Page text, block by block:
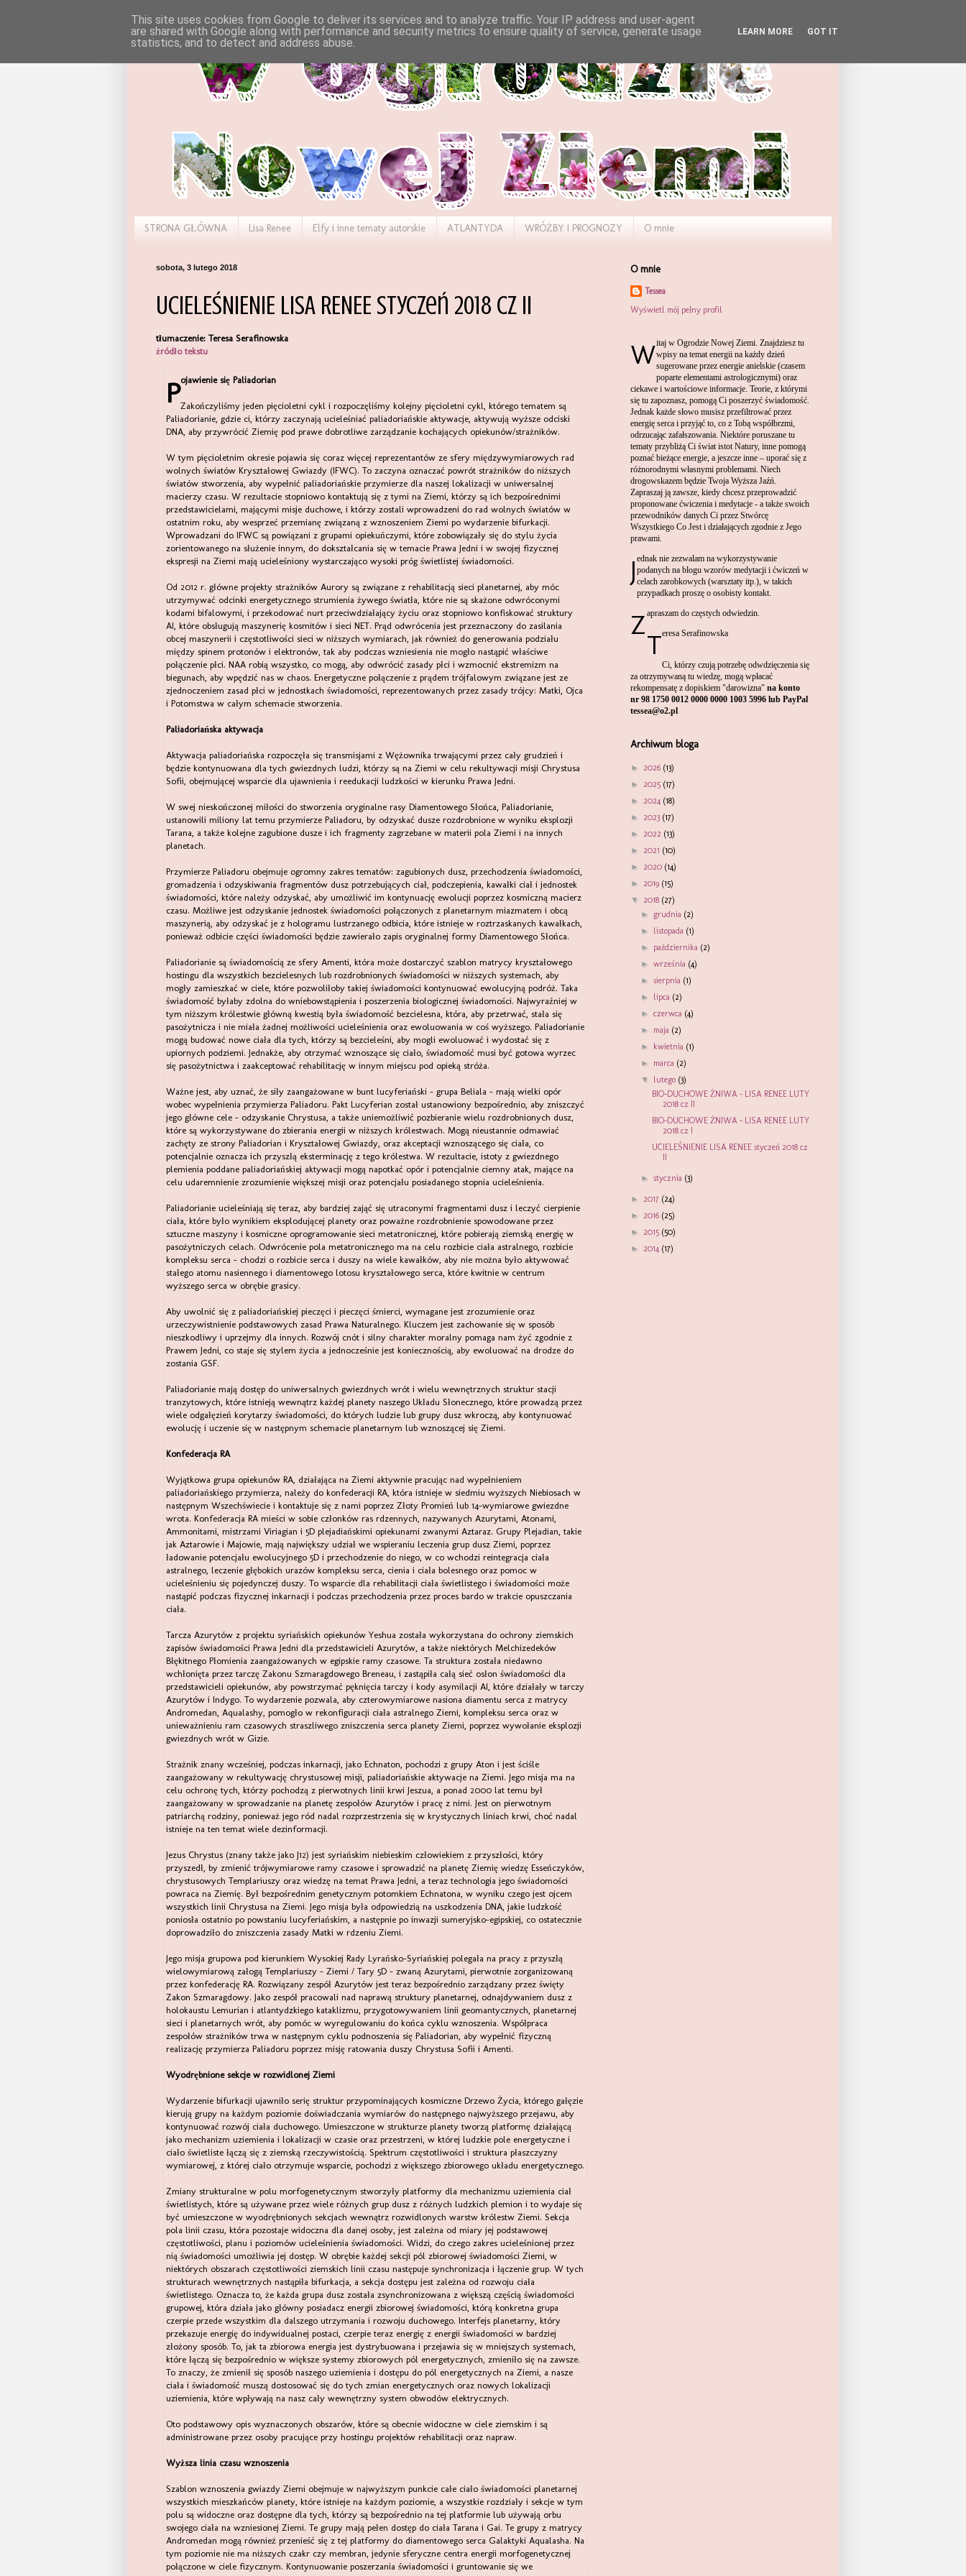
STRONA GŁÓWNA Lisa Renee Elfy i inne tematy autorskie ATLANTYDA WRÓŻBY I PROGNOZY O mnie
sobota, 3 lutego 2018
UCIELEŚNIENIE LISA RENEE styczeń 2018 cz II
tłumaczenie: Teresa Serafinowska
źródło tekstu
Pojawienie się Paliadorian
Zakończyliśmy jeden pięcioletni cykl i rozpoczęliśmy kolejny pięcioletni cykl, którego tematem są
Paliadorianie, gdzie ci, którzy zaczynają ucieleśniać paliadoriańskie aktywacje, aktywują wyższe odciski
DNA, aby przywrócić Ziemię pod prawe dobrotliwe zarządzanie kochających opiekunów/strażników.
W tym pięcioletnim okresie pojawia się coraz więcej reprezentantów ze sfery międzywymiarowych rad
wolnych światów Kryształowej Gwiazdy (IFWC). To zaczyna oznaczać powrót strażników do niższych
światów stworzenia, aby wypełnić paliadoriańskie przymierze dla naszej lokalizacji w uniwersalnej
macierzy czasu. W rezultacie stopniowo kontaktują się z tymi na Ziemi, którzy są ich bezpośrednimi
przedstawicielami, mającymi misje duchowe, i którzy zostali wprowadzeni do rad wolnych światów w
ostatnim roku, aby wesprzeć przemianę związaną z wznoszeniem Ziemi po wydarzenie bifurkacji.
Wprowadzani do IFWC są powiązani z grupami opiekuńczymi, które zobowiązały się do stylu życia
zorientowanego na służenie innym, do dokształcania się w temacie Prawa Jedni i w swojej fizycznej
ekspresji na Ziemi mają ucieleśniony wystarczająco wysoki próg świetlistej świadomości.
Od 2012 r. główne projekty strażników Aurory są związane z rehabilitacją sieci planetarnej, aby móc
utrzymywać odcinki energetycznego strumienia żywego światła, które nie są skażone odwróconymi
kodami bifalowymi, i przekodować nurt przeciwdziałający życiu oraz stopniowo konfiskować struktury
AI, które obsługują maszynerię kosmitów i sieci NET. Prąd odwrócenia jest przeznaczony do zasilania
obcej maszynerii i częstotliwości sieci w niższych wymiarach, jak również do generowania podziału
między spinem protonów i elektronów, tak aby podczas wzniesienia nie mogło nastąpić właściwe
połączenie płci. NAA robią wszystko, co mogą, aby odwrócić zasady płci i wzmocnić ekstremizm na
biegunach, aby wpędzić nas w chaos. Energetyczne połączenie z prądem trójfalowym związane jest ze
zjednoczeniem zasad płci w jednostkach świadomości, reprezentowanych przez zasady trójcy: Matki, Ojca
i Potomstwa w całym schemacie stworzenia.
Paliadoriańska aktywacja
Aktywacja paliadoriańska rozpoczęła się transmisjami z Wężownika trwającymi przez cały grudzień i
będzie kontynuowana dla tych gwiezdnych ludzi, którzy są na Ziemi w celu rekultywacji misji Chrystusa
Sofii, obejmującej wsparcie dla ujawnienia i reedukacji ludzkości w kierunku Prawa Jedni.
W swej nieskończonej miłości do stworzenia oryginalne rasy Diamentowego Słońca, Paliadorianie,
ustanowili miliony lat temu przymierze Paliadoru, by odzyskać dusze rozdrobnione w wyniku eksplozji
Tarana, a także kolejne zagubione dusze i ich fragmenty zagrzebane w materii pola Ziemi i na innych
planetach.
Przymierze Paliadoru obejmuje ogromny zakres tematów: zagubionych dusz, przechodzenia świadomości,
gromadzenia i odzyskiwania fragmentów dusz potrzebujących ciał, podczepienia, kawałki ciał i jednostek
świadomości, które należy odzyskać, aby umożliwić im kontynuację ewolucji poprzez kosmiczną macierz
czasu. Możliwe jest odzyskanie jednostek świadomości połączonych z planetarnym miazmatem i obcą
maszynerią, aby odzyskać je z hologramu lustrzanego odbicia, które istnieje w roztrzaskanych kawałkach,
ponieważ odbicie części świadomości będzie zawierało zapis oryginalnej formy Diamentowego Słońca.
Paliadorianie są świadomością ze sfery Amenti, która może dostarczyć szablon matrycy kryształowego
hostingu dla wszystkich bezcielesnych lub rozdrobnionych świadomości w niższych systemach, aby
mogły zamieszkać w ciele, które pozwoliłoby takiej świadomości kontynuować ewolucyjną podróż. Taka
świadomość byłaby zdolna do wniebowstąpienia i poszerzenia biologicznej świadomości. Najwyraźniej w
tym niższym królestwie główną kwestią była świadomość bezcielesna, która, aby przetrwać, stała się
pasożytnicza i nie miała żadnej możliwości ucieleśnienia oraz ewoluowania w coś wyższego. Paliadorianie
mogą budować nowe ciała dla tych, którzy są bezcieleśni, aby mogli ewoluować i wydostać się z
upiornych podziemi. Jednakże, aby otrzymać wznoszące się ciało, świadomość musi być gotowa wyrzec
się pasożytnictwa i zaakceptować rehabilitację w innym miejscu pod opieką stróża.
Ważne jest, aby uznać, że siły zaangażowane w bunt lucyferiański - grupa Beliala - mają wielki opór
wobec wypełnienia przymierza Paliadoru. Pakt Lucyferian został ustanowiony bezpośrednio, aby zniszczyć
jego główne cele - odzyskanie Chrystusa, a także uniemożliwić pozbieranie wielu rozdrobnionych dusz,
które są wykorzystywane do zbierania energii w niższych królestwach. Mogą nieustannie odmawiać
zachęty ze strony Paliadorian i Kryształowej Gwiazdy, oraz akceptacji wznoszącego się ciała, co
potencjalnie oznacza ich przyszłą eksterminację z tego królestwa. W rezultacie, istoty z gwiezdnego
plemienia poddane paliadoriańskiej aktywacji mogą napotkać opór i potencjalnie ciemny atak, mające na
celu udaremnienie zrozumienie większej misji oraz potencjału posiadanego stopnia ucieleśnienia.
Paliadorianie ucieleśniają się teraz, aby bardziej zająć się utraconymi fragmentami dusz i leczyć cierpienie
ciała, które było wynikiem eksplodującej planety oraz poważne rozdrobnienie spowodowane przez
sztuczne maszyny i kosmiczne oprogramowanie sieci metatronicznej, które pobierają ziemską energię w
pasożytniczych celach. Odwrócenie pola metatronicznego ma na celu rozbicie ciała astralnego, rozbicie
kompleksu serca - chodzi o rozbicie serca i duszy na wiele kawałków, aby nie można było aktywować
stałego atomu nasiennego i diamentowego lotosu kryształowego serca, które kwitnie w centrum
wyższego serca w obrębie grasicy.
Aby uwolnić się z paliadoriańskiej pieczęci i pieczęci śmierci, wymagane jest zrozumienie oraz
urzeczywistnienie podstawowych zasad Prawa Naturalnego. Kluczem jest zachowanie się w sposób
nieszkodliwy i uprzejmy dla innych. Rozwój cnót i silny charakter moralny pomaga nam żyć zgodnie z
Prawem Jedni, co staje się stylem życia a jednocześnie jest koniecznością, aby ewoluować na drodze do
zostania GSF.
Paliadorianie mają dostęp do uniwersalnych gwiezdnych wrót i wielu wewnętrznych struktur stacji
tranzytowych, które istnieją wewnątrz każdej planety naszego Układu Słonecznego, które prowadzą przez
wiele odgałęzień korytarzy świadomości, do których ludzie lub grupy dusz wkroczą, aby kontynuować
ewolucję i uczenie się w następnym schemacie planetarnym lub wznoszącej się Ziemi.
Konfederacja RA
Wyjątkowa grupa opiekunów RA, działająca na Ziemi aktywnie pracując nad wypełnieniem
paliadoriańskiego przymierza, należy do konfederacji RA, która istnieje w siedmiu wyższych Niebiosach w
następnym Wszechświecie i kontaktuje się z nami poprzez Złoty Promień lub 14-wymiarowe gwiezdne
wrota. Konfederacja RA mieści w sobie członków ras rdzennych, nazywanych Azurytami, Atonami,
Ammonitami, mistrzami Viriagian i 5D plejadiańskimi opiekunami zwanymi Aztaraz. Grupy Plejadian, takie
jak Aztarowie i Majowie, mają największy udział we wspieraniu leczenia grup dusz Ziemi, poprzez
ładowanie potencjału ewolucyjnego 5D i przechodzenie do niego, w co wchodzi reintegracja ciała
astralnego, leczenie głębokich urazów kompleksu serca, cienia i ciała bolesnego oraz pomoc w
ucieleśnieniu się pojedynczej duszy. To wsparcie dla rehabilitacji ciała świetlistego i świadomości może
nastąpić podczas fizycznej inkarnacji i podczas przechodzenia przez proces bardo w trakcie opuszczania
ciała.
Tarcza Azurytów z projektu syriańskich opiekunów Yeshua została wykorzystana do ochrony ziemskich
zapisów świadomości Prawa Jedni dla przedstawicieli Azurytów, a także niektórych Melchizedeków
Błękitnego Płomienia zaangażowanych w egipskie ramy czasowe. Ta struktura została niedawno
wchłonięta przez tarczę Zakonu Szmaragdowego Breneau, i zastąpiła całą sieć osłon świadomości dla
przedstawicieli opiekunów, aby powstrzymać pęknięcia tarczy i kody asymilacji AI, które działały w tarczy
Azurytów i Indygo. To wydarzenie pozwala, aby czterowymiarowe nasiona diamentu serca z matrycy
Andromedan, Aqualashy, pomogło w rekonfiguracji ciała astralnego Ziemi, kompleksu serca oraz w
unieważnieniu ram czasowych straszliwego zniszczenia serca planety Ziemi, poprzez wywołanie eksplozji
gwiezdnych wrót w Gizie.
Strażnik znany wcześniej, podczas inkarnacji, jako Echnaton, pochodzi z grupy Aton i jest ściśle
zaangażowany w rekultywację chrystusowej misji, paliadoriańskie aktywacje na Ziemi. Jego misja ma na
celu ochronę tych, którzy pochodzą z pierwotnych linii krwi Jeszua, a ponad 2000 lat temu był
zaangażowany w sprowadzanie na planetę zespołów Azurytów i pracę z nimi. Jest on pierwotnym
patriarchą rodziny, ponieważ jego ród nadal rozprzestrzenia się w krystycznych liniach krwi, choć nadal
istnieje na ten temat wiele dezinformacji.
Jezus Chrystus (znany także jako J12) jest syriańskim niebieskim człowiekiem z przyszłości, który
przyszedł, by zmienić trójwymiarowe ramy czasowe i sprowadzić na planetę Ziemię wiedzę Esseńczyków,
chrystusowych Templariuszy oraz wiedzę na temat Prawa Jedni, a teraz technologia jego świadomości
powraca na Ziemię. Był bezpośrednim genetycznym potomkiem Echnatona, w wyniku czego jest ojcem
wszystkich linii Chrystusa na Ziemi. Jego misja była odpowiedzią na uszkodzenia DNA, jakie ludzkość
poniosła ostatnio po powstaniu lucyferiańskim, a następnie po inwazji sumeryjsko-egipskiej, co ostatecznie
doprowadziło do zniszczenia zasady Matki w rdzeniu Ziemi.
Jego misja grupowa pod kierunkiem Wysokiej Rady Lyrańsko-Syriańskiej polegała na pracy z przyszłą
wielowymiarową załogą Templariuszy – Ziemi / Tary 5D - zwaną Azurytami, pierwotnie zorganizowaną
przez konfederację RA. Rozwiązany zespół Azurytów jest teraz bezpośrednio zarządzany przez święty
Zakon Szmaragdowy. Jako zespół pracowali nad naprawą struktury planetarnej, odnajdywaniem dusz z
holokaustu Lemurian i atlantydzkiego kataklizmu, przygotowywaniem linii geomantycznych, planetarnej
sieci i planetarnych wrót, aby pomóc w wyregulowaniu do końca cyklu wznoszenia. Współpraca
zespołów strażników trwa w następnym cyklu podnoszenia się Paliadorian, aby wypełnić fizyczną
realizację przymierza Paliadoru poprzez misję ratowania duszy Chrystusa Sofii i Amenti.
Wyodrębnione sekcje w rozwidlonej Ziemi
Wydarzenie bifurkacji ujawniło serię struktur przypominających kosmiczne Drzewo Życia, którego gałęzie
kierują grupy na każdym poziomie doświadczania wymiarów do następnego najwyższego przejawu, aby
kontynuować rozwój ciała duchowego. Umieszczone w strukturze planety tworzą platformę działającą
jako mechanizm uziemienia i lokalizacji w czasie oraz przestrzeni, w której ludzkie pole energetyczne i
ciało świetliste łączą się z ziemską rzeczywistością. Spektrum częstotliwości i struktura płaszczyzny
wymiarowej, z której ciało otrzymuje wsparcie, pochodzi z większego zbiorowego układu energetycznego.
Zmiany strukturalne w polu morfogenetycznym stworzyły platformy dla mechanizmu uziemienia ciał
świetlistych, które są używane przez wiele różnych grup dusz z różnych ludzkich plemion i to wydaje się
być umieszczone w wyodrębnionych sekcjach wewnątrz rozwidlonych warstw królestw Ziemi. Sekcja
pola linii czasu, która pozostaje widoczna dla danej osoby, jest zależna od miary jej podstawowej
częstotliwości, planu i poziomów ucieleśnienia świadomości. Widzi, do czego zakres ucieleśnionej przez
nią świadomości umożliwia jej dostęp. W obrębie każdej sekcji pól zbiorowej świadomości Ziemi, w
niektórych obszarach częstotliwości ziemskich linii czasu następuje synchronizacja i łączenie grup. W tych
strukturach wewnętrznych nastąpiła bifurkacja, a sekcja dostępu jest zależna od rozwoju ciała
świetlistego. Oznacza to, że każda grupa dusz została zsynchronizowana z większą częścią świadomości
grupowej, która działa jako główny posiadacz energii zbiorowej świadomości, którą konkretna grupa
czerpie przede wszystkim dla dalszego utrzymania i rozwoju duchowego. Interfejs planetarny, który
przekazuje energię do indywidualnej postaci, czerpie teraz energię z energii świadomości w bardziej
złożony sposób. To, jak ta zbiorowa energia jest dystrybuowana i przejawia się w mniejszych systemach,
które łączą się bezpośrednio w większe systemy zbiorowych pól energetycznych, zmieniło się na zawsze.
To znaczy, że zmienił się sposób naszego uziemienia i dostępu do pól energetycznych na Ziemi, a nasze
ciała i świadomość muszą dostosować się do tych zmian energetycznych oraz nowych lokalizacji
uziemienia, które wpływają na nasz cały wewnętrzny system obwodów elektrycznych.
Oto podstawowy opis wyznaczonych obszarów, które są obecnie widoczne w ciele ziemskim i są
administrowane przez osoby pracujące przy hostingu projektów rehabilitacji oraz napraw.
Wyższa linia czasu wznoszenia
Szablon wznoszenia gwiazdy Ziemi obejmuje w najwyższym punkcie całe ciało świadomości planetarnej
wszystkich mieszkańców planety, które istnieje na każdym poziomie, a wszystkie rozdziały i sekcje w tym
polu są widoczne oraz dostępne dla tych, którzy są bezpośrednio na tej platformie lub używają orbu
swojego ciała na wzniesionej Ziemi. Te grupy mają pełen dostęp do ciała Tarana i Gai. Te grupy z matrycy
Andromedan mogą również przenieść się z tej platformy do diamentowego serca Galaktyki Aqualasha. Na
tym poziomie nie ma niższych czakr czy membran, jedynie sferyczne centra energii morfogenetycznej
połączone w ciele fizycznym. Kontynuowanie poszerzania świadomości i gruntowanie się we
O mnie
Tessea
Wyświetl mój pełny profil
Witaj w Ogrodzie Nowej Ziemi. Znajdziesz tu
wpisy na temat energii na każdy dzień
sugerowane przez energie anielskie (czasem
poparte elementami astrologicznymi) oraz
ciekawe i wartościowe informacje. Teorie, z którymi
się tu zapoznasz, pomogą Ci poszerzyć świadomość.
Jednak każde słowo musisz przefiltrować przez
energię serca i przyjąć to, co z Tobą współbrzmi,
odrzucając zafałszowania. Niektóre poruszane tu
tematy przybliżą Ci świat istot Natury, inne pomogą
poznać bieżące energie, a jeszcze inne – uporać się z
różnorodnymi własnymi problemami. Niech
drogowskazem będzie Twoja Wyższa Jaźń.
Zapraszaj ją zawsze, kiedy chcesz przeprowadzić
proponowane ćwiczenia i medytacje - a także swoich
przewodników danych Ci przez Stwórcę
Wszystkiego Co Jest i działających zgodnie z Jego
prawami.
Jednak nie zezwalam na wykorzystywanie
podanych na blogu wzorów medytacji i ćwiczeń w
celach zarobkowych (warsztaty itp.), w takich
przypadkach proszę o osobisty kontakt.
Zapraszam do częstych odwiedzin.
Teresa Serafinowska
Ci, którzy czują potrzebę odwdzięczenia się
za otrzymywaną tu wiedzę, mogą wpłacać
rekompensatę z dopiskiem "darowizna" na konto
nr 98 1750 0012 0000 0000 1003 5996 lub PayPal
tessea@o2.pl
Archiwum bloga
► 2026 (13)
► 2025 (17)
► 2024 (18)
► 2023 (17)
► 2022 (13)
► 2021 (10)
► 2020 (14)
► 2019 (15)
▼ 2018 (27)
► grudnia (2)
► listopada (1)
► października (2)
►września (4)
►sierpnia (1)
► lipca (2)
►czerwca (4)
► maja (2)
► kwietnia (1)
► marca (2)
▼ lutego (3)
BIO-DUCHOWE ŻNIWA – LISA RENEE LUTY
2018 cz II
BIO-DUCHOWE ŻNIWA – LISA RENEE LUTY
2018 cz I
UCIELEŚNIENIE LISA RENEE styczeń 2018 cz
II
►stycznia (3)
► 2017 (24)
► 2016 (25)
► 2015 (50)
► 2014 (17)
This site uses cookies from Google to deliver its services and to analyze traffic. Your IP address and user-agent
are shared with Google along with performance and security metrics to ensure quality of service, generate usage
statistics, and to detect and address abuse.
LEARN MORE GOT IT